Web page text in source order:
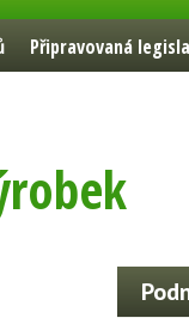
Připravovaná